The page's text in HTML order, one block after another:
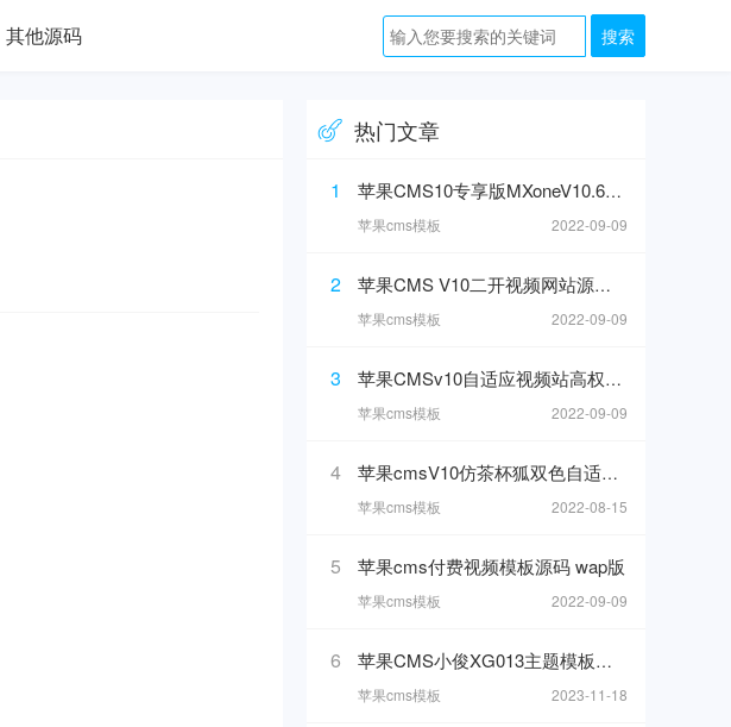
其他源码
热门文章
1 苹果CMS10专享版MXoneV10.6魔改版二开大气短视模板
苹果cms模板 2022-09-09
2 苹果CMS V10二开视频网站源码 可封装双端APP
苹果cms模板 2022-09-09
3 苹果CMSv10自适应视频站高权重模板
苹果cms模板 2022-09-09
4 苹果cmsV10仿茶杯狐双色自适应模板
苹果cms模板 2022-08-15
5 苹果cms付费视频模板源码 wap版
苹果cms模板 2022-09-09
6 苹果CMS小俊XG013主题模板下载
苹果cms模板 2023-11-18